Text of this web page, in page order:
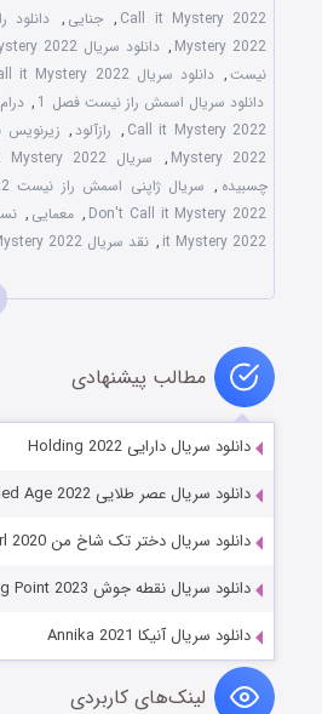
Call it Mystery 2022
, جنایی ,
Mystery 2022
,
نیست, دانلود سریال Don't Call it Mystery 2022 با لینک مستقیم
دانلود سریال اسمش راز نیست فصل 1
, درام
Call it Mystery 2022
, رازآلود ,
Mystery 2022
,
چسبیده , سریال ژاپنی اسمش راز نیست 2022
Don't Call it Mystery 2022
, معمایی ,
it Mystery 2022
, نقد سریال Don't Call it Mystery 2022
مطالب پیشنهادی
دانلود سریال دارایی Holding 2022
دانلود سریال عصر طلایی The Gilded Age 2022
دانلود سریال دختر تک شاخ من My Unicorn Girl 2020
دانلود سریال نقطه جوش Boiling Point 2023
دانلود سریال آنیکا Annika 2021
لینک‌های کاربردی